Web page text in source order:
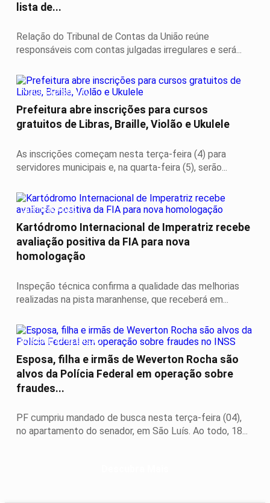
lista de...
Relação do Tribunal de Contas da União reúne
responsáveis com contas julgadas irregulares e será...
INCLUSÃO SOCIAL
Prefeitura abre inscrições para cursos
gratuitos de Libras, Braille, Violão e Ukulele
As inscrições começam nesta terça-feira (4) para
servidores municipais e, na quarta-feira (5), serão...
CERTIFICAÇÃO
Kartódromo Internacional de Imperatriz recebe
avaliação positiva da FIA para nova
homologação
Inspeção técnica confirma a qualidade das melhorias
realizadas na pista maranhense, que receberá em...
BUSCA E APREENSÃO
Esposa, filha e irmãs de Weverton Rocha são
alvos da Polícia Federal em operação sobre
fraudes...
PF cumpriu mandado de busca nesta terça-feira (04),
no apartamento do senador, em São Luís. Ao todo, 18...